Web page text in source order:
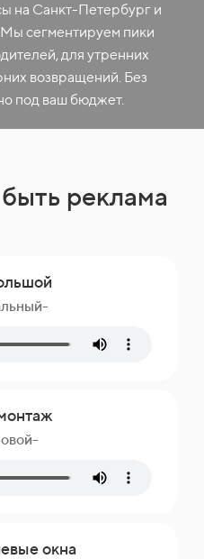
на Санкт-Петербург и
сегментируем пики
для утренних
возвращений. Без
под ваш бюджет.
реклама
окна